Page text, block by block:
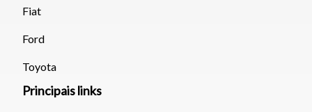
Fiat
Ford
Toyota
Principais links